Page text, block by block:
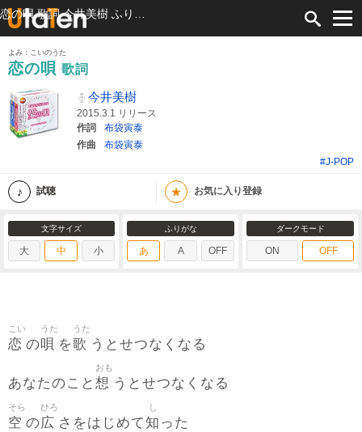
よみ：こいのうた
恋の唄 歌詞
今井美樹
2015.3.1 リリース
作詞
布袋寅泰
作曲
布袋寅泰
#J-POP
試聴 ★ お気に入り登録
文字サイズ
大 中 小
ふりがな
あ A OFF
ダークモード
ON OFF
恋
こい
の唄
うた
を歌
うた
うとせつなくなる
あなたのこと 想
おも
うとせつなくなる
空
そら
の広
ひろ
さをはじめて知
し
った